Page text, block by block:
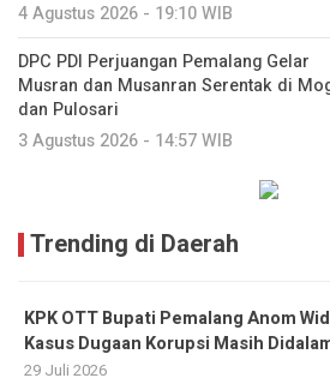
4 Agustus 2026 - 19:10 WIB
DPC PDI Perjuangan Pemalang Gelar
Musran dan Musanran Serentak di
dan Pulosari
3 Agustus 2026 - 14:57 WIB
Trending di Daerah
KPK OTT Bupati Pemalang Anom
Kasus Dugaan Korupsi Masih
29 Juli 2026